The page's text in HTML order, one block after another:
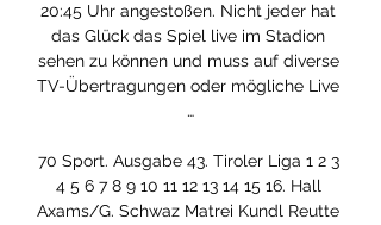
20:45 Uhr angestoßen. Nicht jeder hat
das Glück das Spiel live im Stadion
sehen zu können und muss auf diverse
TV-Übertragungen oder mögliche Live
…
70 Sport. Ausgabe 43. Tiroler Liga 1 2 3
4 5 6 7 8 9 10 11 12 13 14 15 16. Hall
Axams/G. Schwaz Matrei Kundl Reutte